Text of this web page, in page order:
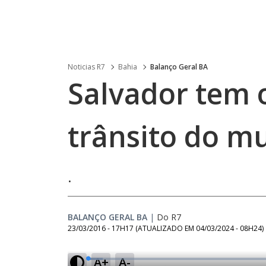
Noticias R7 Bahia Balanço Geral BA
Salvador tem
trânsito do
.
BALANÇO GERAL BA | Do R7
23/03/2016 - 17H17 (ATUALIZADO EM 04/03/2024 - 08H24)
A+ A-
L